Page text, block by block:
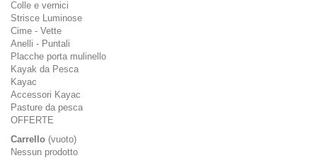
Colle e vernici
Strisce Luminose
Cime - Vette
Anelli - Puntali
Placche porta mulinello
Kayak da Pesca
Kayac
Accessori Kayac
Pasture da pesca
OFFERTE
Carrello (vuoto)
Nessun prodotto